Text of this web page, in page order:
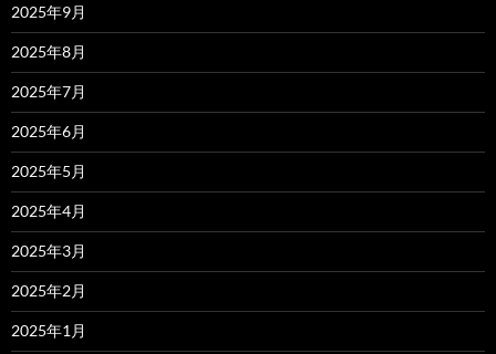
2025年9月
2025年8月
2025年7月
2025年6月
2025年5月
2025年4月
2025年3月
2025年2月
2025年1月